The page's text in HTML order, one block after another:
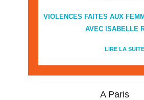
VIOLENCES FAITES AUX
AVEC ISABELLE
LIRE LA SUITE
A Paris